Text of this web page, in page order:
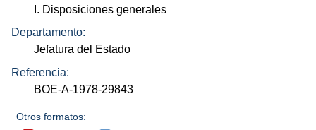
I. Disposiciones generales
Departamento:
Jefatura del Estado
Referencia:
BOE-A-1978-29843
Otros formatos: